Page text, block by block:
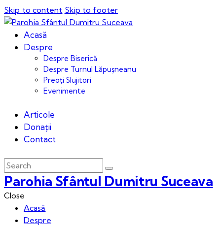
Skip to content Skip to footer
Acasă
Despre
Despre Biserică
Despre Turnul Lăpușneanu
Preoți Slujitori
Evenimente
Articole
Donații
Contact
Parohia Sfântul Dumitru Suceava
Close
Acasă
Despre